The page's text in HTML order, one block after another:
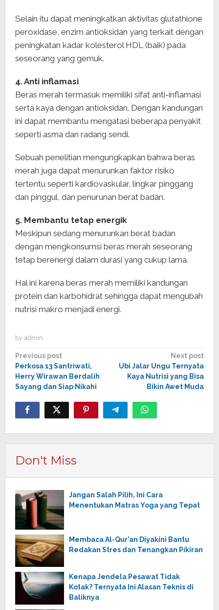
Selain itu dapat meningkatkan aktivitas glutathione
peroxidase, enzim antioksidan yang terkait dengan
peningkatan kadar kolesterol HDL (baik) pada
seseorang yang gemuk.
4. Anti inflamasi
Beras merah termasuk memiliki sifat anti-inflamasi
serta kaya dengan antioksidan. Dengan kandungan
ini dapat membantu mengatasi beberapa penyakit
seperti asma dan radang sendi.
Sebuah penelitian mengungkapkan bahwa beras
merah juga dapat menurunkan faktor risiko
tertentu seperti kardiovaskular, lingkar pinggang
dan pinggul, dan penurunan berat badan.
5. Membantu tetap energik
Meskipun sedang menurunkan berat badan
dengan mengkonsumsi beras merah seseorang
tetap berenergi dalam durasi yang cukup lama.
Hal ini karena beras merah memiliki kandungan
protein dan karbohidrat sehingga dapat mengubah
nutrisi makro menjadi energi.
by admin
Post
navigation
Previous post
Perkosa 13 Santriwati,
Herry Wirawan Berdalih
Sayang dan Siap Nikahi
Next post
Ubi Jalar Ungu Ternyata
Kaya Nutrisi yang Bisa
Bikin Awet Muda
Don't Miss
Jangan Salah Pilih, Ini Cara
Menentukan Matras Yoga yang Tepat
Membaca Al-Qur’an Diyakini Bantu
Redakan Stres dan Tenangkan Pikiran
Kenapa Jendela Pesawat Tidak
Kotak? Ternyata Ini Alasan Teknis di
Baliknya